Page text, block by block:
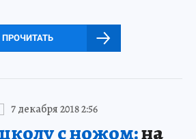
ПРОЧИТАТЬ
7 декабря 2018 2:56
с ножом:на